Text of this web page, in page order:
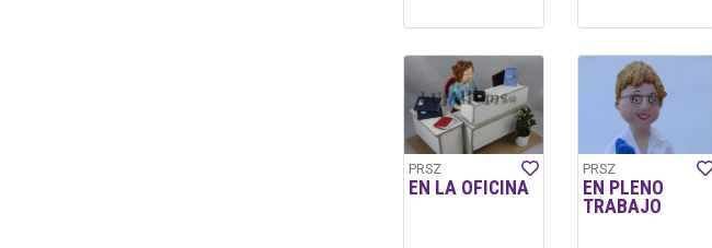
PRSZ
EN LA OFICINA
PRSZ
EN PLENO
TRABAJO